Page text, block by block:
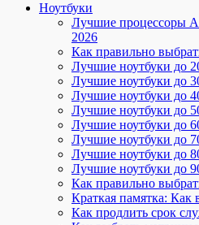
Ноутбуки
Лучшие процессоры
2026
Как правильно
Лучшие ноутбуки до
Лучшие ноутбуки до
Лучшие ноутбуки до
Лучшие ноутбуки до
Лучшие ноутбуки до
Лучшие ноутбуки до
Лучшие ноутбуки до
Лучшие ноутбуки до
Как правильно
Краткая памятка: Как
Как продлить срок